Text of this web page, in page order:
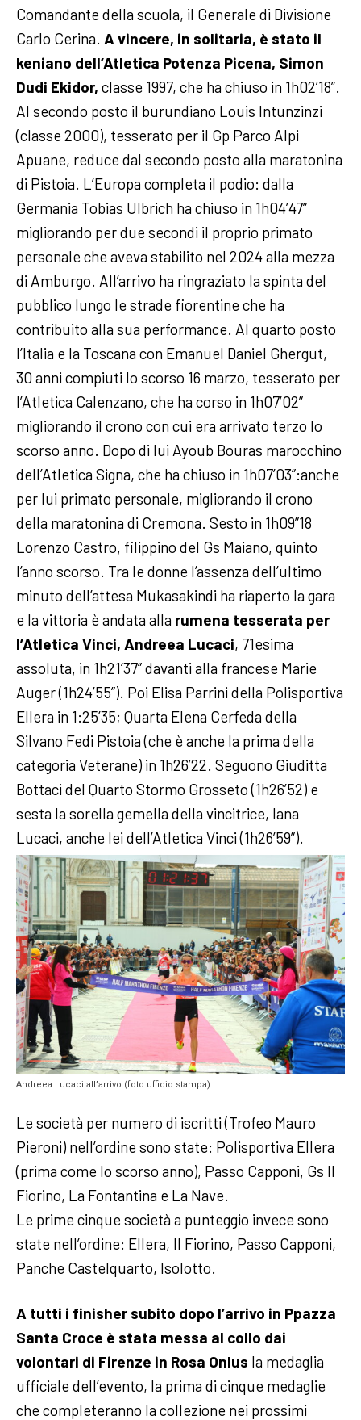
Comandante della scuola, il Generale di Divisione
Carlo Cerina. A vincere, in solitaria, è stato il
keniano dell’Atletica Potenza Picena, Simon
Dudi Ekidor, classe 1997, che ha chiuso in 1h02’18”.
Al secondo posto il burundiano Louis Intunzinzi
(classe 2000), tesserato per il Gp Parco Alpi
Apuane, reduce dal secondo posto alla maratonina
di Pistoia. L’Europa completa il podio: dalla
Germania Tobias Ulbrich ha chiuso in 1h04’47”
migliorando per due secondi il proprio primato
personale che aveva stabilito nel 2024 alla mezza
di Amburgo. All’arrivo ha ringraziato la spinta del
pubblico lungo le strade fiorentine che ha
contribuito alla sua performance. Al quarto posto
l’Italia e la Toscana con Emanuel Daniel Ghergut,
30 anni compiuti lo scorso 16 marzo, tesserato per
l’Atletica Calenzano, che ha corso in 1h07’02”
migliorando il crono con cui era arrivato terzo lo
scorso anno. Dopo di lui Ayoub Bouras marocchino
dell’Atletica Signa, che ha chiuso in 1h07’03”:anche
per lui primato personale, migliorando il crono
della maratonina di Cremona. Sesto in 1h09”18
Lorenzo Castro, filippino del Gs Maiano, quinto
l’anno scorso. Tra le donne l’assenza dell’ultimo
minuto dell’attesa Mukasakindi ha riaperto la gara
e la vittoria è andata alla rumena tesserata per
l’Atletica Vinci, Andreea Lucaci, 71esima
assoluta, in 1h21’37” davanti alla francese Marie
Auger (1h24’55”). Poi Elisa Parrini della Polisportiva
Ellera in 1:25’35; Quarta Elena Cerfeda della
Silvano Fedi Pistoia (che è anche la prima della
categoria Veterane) in 1h26’22. Seguono Giuditta
Bottaci del Quarto Stormo Grosseto (1h26’52) e
sesta la sorella gemella della vincitrice, Iana
Lucaci, anche lei dell’Atletica Vinci (1h26’59”).
Andreea Lucaci all’arrivo (foto ufficio stampa)
Le società per numero di iscritti (Trofeo Mauro
Pieroni) nell’ordine sono state: Polisportiva Ellera
(prima come lo scorso anno), Passo Capponi, Gs Il
Fiorino, La Fontantina e La Nave.
Le prime cinque società a punteggio invece sono
state nell’ordine: Ellera, Il Fiorino, Passo Capponi,
Panche Castelquarto, Isolotto.
A tutti i finisher subito dopo l’arrivo in Ppazza
Santa Croce è stata messa al collo dai
volontari di Firenze in Rosa Onlus la medaglia
ufficiale dell’evento, la prima di cinque medaglie
che completeranno la collezione nei prossimi